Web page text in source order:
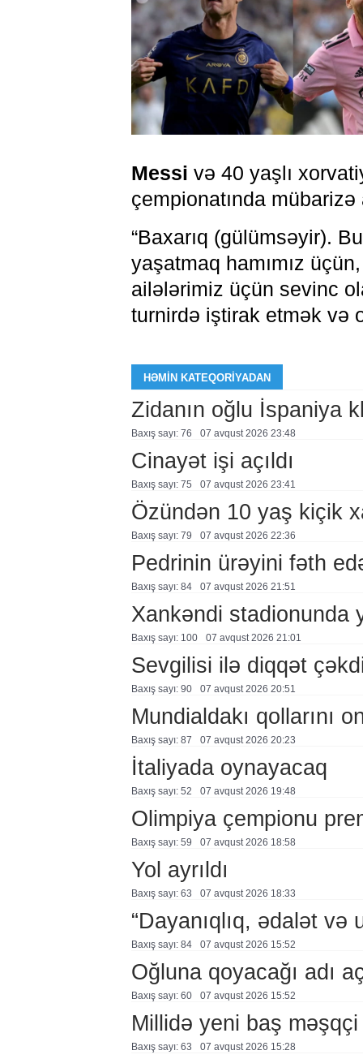
Messi və 40 yaşlı
çempionatında
“Baxarıq (gülümsəyir).
yaşatmaq hamımız
ailələrimiz üçün sevinc
turnirdə iştirak etmək və
HƏMIN KATEQORIYADAN
Zidanın oğlu İspaniya
Baxış sayı: 76 07 avqust 2026 23:48
Cinayət işi açıldı
Baxış sayı: 75 07 avqust 2026 23:41
Özündən 10 yaş kiçik
Baxış sayı: 79 07 avqust 2026 22:36
Pedrinin ürəyini fəth
Baxış sayı: 84 07 avqust 2026 21:51
Xankəndi stadionunda
Baxış sayı: 100 07 avqust 2026 21:01
Sevgilisi ilə diqqət
Baxış sayı: 90 07 avqust 2026 20:51
Mundialdakı qollarını
Baxış sayı: 87 07 avqust 2026 20:23
İtaliyada oynayacaq
Baxış sayı: 52 07 avqust 2026 19:48
Olimpiya çempionu
Baxış sayı: 59 07 avqust 2026 18:58
Yol ayrıldı
Baxış sayı: 63 07 avqust 2026 18:33
“Dayanıqlıq, ədalət
Baxış sayı: 84 07 avqust 2026 15:52
Oğluna qoyacağı adı
Baxış sayı: 60 07 avqust 2026 15:52
Millidə yeni baş məşqçi
Baxış sayı: 63 07 avqust 2026 15:28